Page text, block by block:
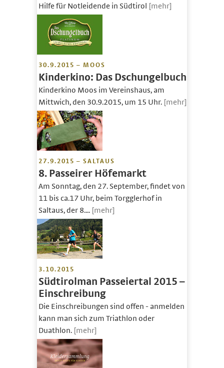
Hilfe für Notleidende in Südtirol [mehr]
30.9.2015 – MOOS
Kinderkino: Das Dschungelbuch
Kinderkino Moos im Vereinshaus, am
Mittwich, den 30.9.2015, um 15 Uhr. [mehr]
27.9.2015 – SALTAUS
8. Passeirer Höfemarkt
Am Sonntag, den 27. September, findet von
11 bis ca.17 Uhr, beim Torgglerhof in
Saltaus, der 8.... [mehr]
3.10.2015
Südtirolman Passeiertal 2015 –
Einschreibung
Die Einschreibungen sind offen - anmelden
kann man sich zum Triathlon oder
Duathlon. [mehr]